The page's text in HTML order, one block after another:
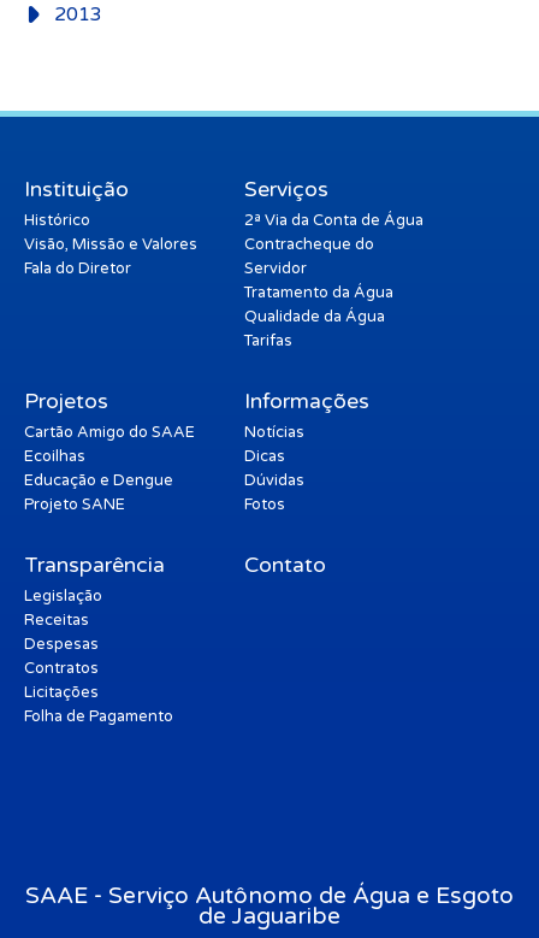
2013
Instituição
Histórico
Visão, Missão e Valores
Fala do Diretor
Serviços
2ª Via da Conta de Água
Contracheque do
Servidor
Tratamento da Água
Qualidade da Água
Tarifas
Projetos
Cartão Amigo do SAAE
Ecoilhas
Educação e Dengue
Projeto SANE
Informações
Notícias
Dicas
Dúvidas
Fotos
Transparência
Legislação
Receitas
Despesas
Contratos
Licitações
Folha de Pagamento
Contato
SAAE - Serviço Autônomo de Água e Esgoto
de Jaguaribe